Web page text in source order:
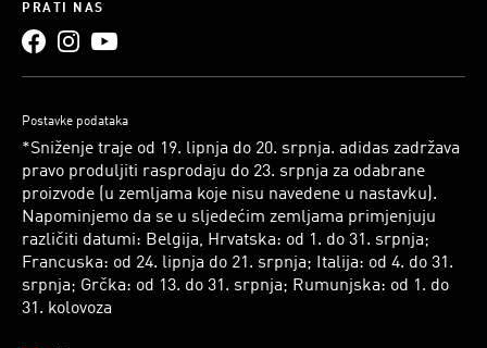
PRATI NAS
Postavke podataka
*Sniženje traje od 19. lipnja do 20. srpnja. adidas zadržava
pravo produljiti rasprodaju do 23. srpnja za odabrane
proizvode (u zemljama koje nisu navedene u nastavku).
Napominjemo da se u sljedećim zemljama primjenjuju
različiti datumi: Belgija, Hrvatska: od 1. do 31. srpnja;
Francuska: od 24. lipnja do 21. srpnja; Italija: od 4. do 31.
srpnja; Grčka: od 13. do 31. srpnja; Rumunjska: od 1. do
31. kolovoza